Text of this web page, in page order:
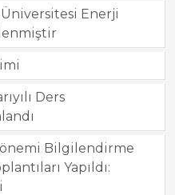
Enerji
Ders
Bilgilendirme
Yapıldı: